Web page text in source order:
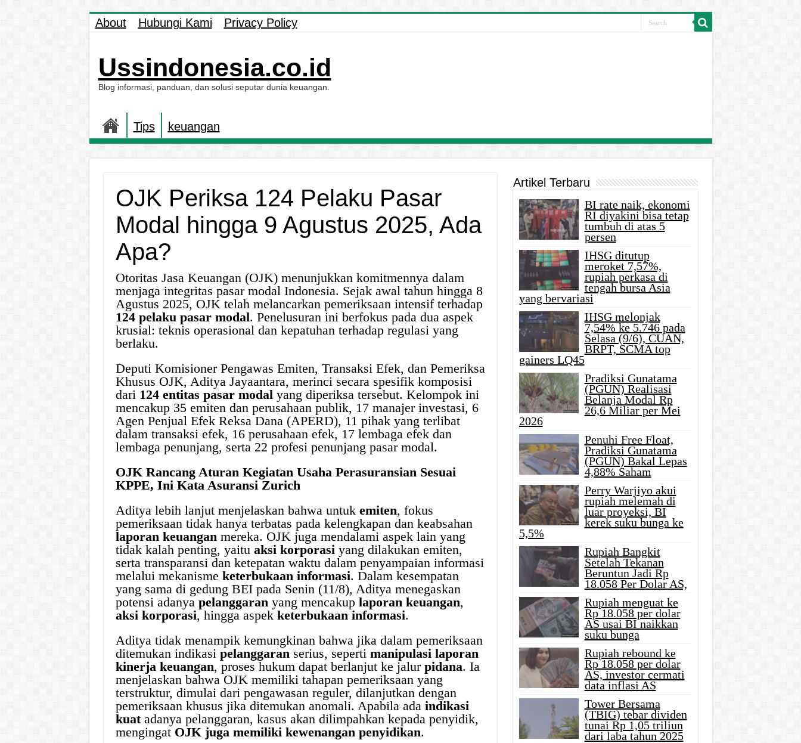
About Hubungi Kami Privacy Policy
Ussindonesia.co.id
Blog informasi, panduan, dan solusi seputar dunia keuangan.
Tips keuangan
OJK Periksa 124 Pelaku Pasar
Modal hingga 9 Agustus 2025, Ada
Apa?
Otoritas Jasa Keuangan (OJK) menunjukkan komitmennya dalam
menjaga integritas pasar modal Indonesia. Sejak awal tahun hingga 8
Agustus 2025, OJK telah melancarkan pemeriksaan intensif terhadap
124 pelaku pasar modal. Penelusuran ini berfokus pada dua aspek
krusial: teknis operasional dan kepatuhan terhadap regulasi yang
berlaku.
Deputi Komisioner Pengawas Emiten, Transaksi Efek, dan Pemeriksa
Khusus OJK, Aditya Jayaantara, merinci secara spesifik komposisi
dari 124 entitas pasar modalyang diperiksa tersebut. Kelompok ini
mencakup 35 emiten dan perusahaan publik, 17 manajer investasi, 6
Agen Penjual Efek Reksa Dana (APERD), 11 pihak yang terlibat
dalam transaksi efek, 16 perusahaan efek, 17 lembaga efek dan
lembaga penunjang, serta 22 profesi penunjang pasar modal.
OJK Rancang Aturan Kegiatan Usaha Perasuransian Sesuai
KPPE, Ini Kata Asuransi Zurich
Aditya lebih lanjut menjelaskan bahwa untuk emiten, fokus
pemeriksaan tidak hanya terbatas pada kelengkapan dan keabsahan
laporan keuanganmereka. OJK juga mendalami aspek lain yang
tidak kalah penting, yaitu aksi korporasiyang dilakukan emiten,
serta transparansi dan ketepatan waktu dalam penyampaian informasi
melalui mekanisme keterbukaan informasi. Dalam kesempatan
yang sama di gedung BEI pada Senin (11/8), Aditya menegaskan
potensi adanya pelanggaranyang mencakup laporan keuangan,
aksi korporasi, hingga aspek keterbukaan informasi.
Aditya tidak menampik kemungkinan bahwa jika dalam pemeriksaan
ditemukan indikasi pelanggaranserius, seperti manipulasi laporan
kinerja keuangan, proses hukum dapat berlanjut ke jalur pidana. Ia
menjelaskan bahwa OJK memiliki tahapan pemeriksaan yang
terstruktur, dimulai dari pengawasan reguler, dilanjutkan dengan
pemeriksaan khusus jika ditemukan anomali. Apabila ada indikasi
kuatadanya pelanggaran, kasus akan dilimpahkan kepada penyidik,
mengingat OJK juga memiliki kewenangan penyidikan.
Artikel Terbaru
BI rate naik, ekonomi
RI diyakini bisa tetap
tumbuh di atas 5
persen
IHSG ditutup
meroket 7,57%,
rupiah perkasa di
tengah bursa Asia
yang bervariasi
IHSG melonjak
7,54% ke 5.746 pada
Selasa (9/6), CUAN,
BRPT, SCMA top
gainers LQ45
Pradiksi Gunatama
(PGUN) Realisasi
Belanja Modal Rp
26,6 Miliar per Mei
2026
Penuhi Free Float,
Pradiksi Gunatama
(PGUN) Bakal Lepas
4,88% Saham
Perry Warjiyo akui
rupiah melemah di
luar proyeksi, BI
kerek suku bunga ke
5,5%
Rupiah Bangkit
Setelah Tekanan
Beruntun Jadi Rp
18.058 Per Dolar AS,
Rupiah menguat ke
Rp 18.058 per dolar
AS usai BI naikkan
suku bunga
Rupiah rebound ke
Rp 18.058 per dolar
AS, investor cermati
data inflasi AS
Tower Bersama
(TBIG) tebar dividen
tunai Rp 1,05 triliun
dari laba tahun 2025